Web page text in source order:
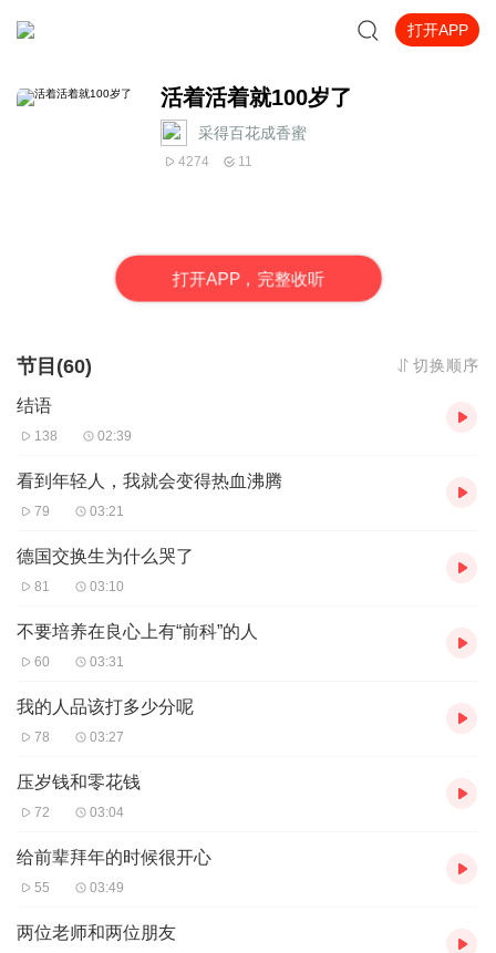
打开APP
活着活着就100岁了
采得百花成香蜜
4274 11
打开APP，完整收听
节目(60) 切换顺序
结语
138 02:39
看到年轻人，我就会变得热血沸腾
79 03:21
德国交换生为什么哭了
81 03:10
不要培养在良心上有“前科”的人
60 03:31
我的人品该打多少分呢
78 03:27
压岁钱和零花钱
72 03:04
给前辈拜年的时候很开心
55 03:49
两位老师和两位朋友